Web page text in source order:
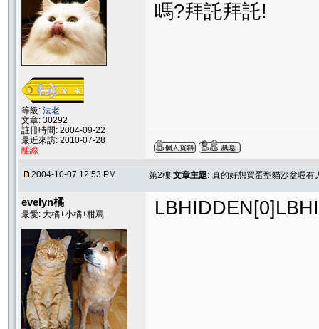
等級: 法老
文章: 30292
註冊時間: 2004-09-22
最近來訪: 2010-07-28
離線
嗎?拜託拜託!
2004-10-07 12:53 PM 第2樓 文章主題: 真的好想買蛋型貓沙盆喔有
evelyn橘
最愛: 大橘+小橘+柑罵